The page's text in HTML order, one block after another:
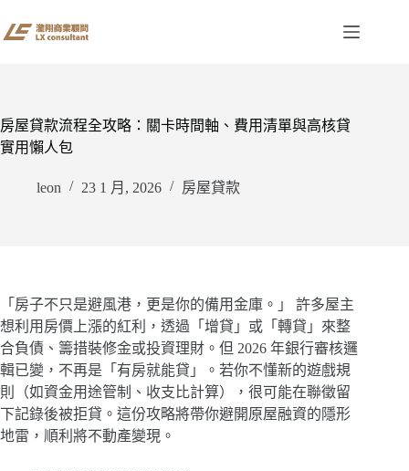
至
容
房屋貸款流程全攻略：關卡時間軸、費用清單與高核貸
實用懶人包
leon 23 1 月, 2026 房屋貸款
「房子不只是避風港，更是你的備用金庫。」 許多屋主
想利用房價上漲的紅利，透過「增貸」或「轉貸」來整
合負債、籌措裝修金或投資理財。但 2026 年銀行審核邏
輯已變，不再是「有房就能貸」。若你不懂新的遊戲規
則（如資金用途管制、收支比計算），很可能在聯徵留
下記錄後被拒貸。這份攻略將帶你避開原屋融資的隱形
地雷，順利將不動產變現。